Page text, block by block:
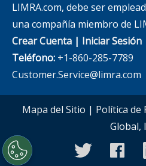
LIMRA.com, debe ser
una compañía miembro de
Crear Cuenta | Iniciar Sesión
Teléfono: +1-860-285-7789
Customer.Service@limra.com
Mapa del Sitio | Política de
Global,
twitter